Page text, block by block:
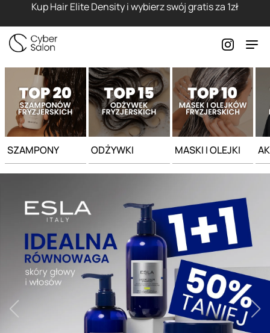
Kup Hair Elite Density i wybierz swój gratis za 1zł
SZAMPONY ODŻYWKI MASKI I OLEJKI
Strona główna - Cyber Salon